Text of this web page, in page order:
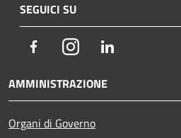
SEGUICI SU
FacebookInstagram
AMMINISTRAZIONE
Organi di Governo